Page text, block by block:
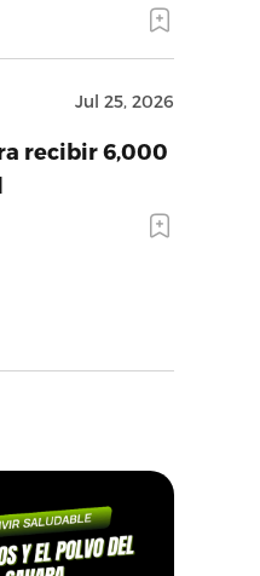
Jul 25, 2026
recibir 6,000